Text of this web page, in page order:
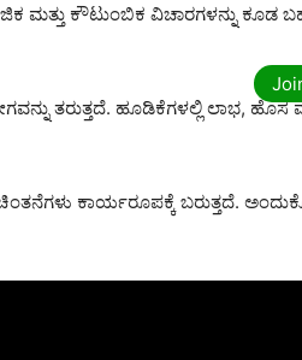
ಮತ್ತು ಕೌಟುಂಬಿಕ ವಿಚಾರಗಳನ್ನು ಕೂಡ
ತರುತ್ತದೆ. ಹೂಡಿಕೆಗಳಲ್ಲಿ ಲಾಭ,
ಕಾರ್ಯರೂಪಕ್ಕೆ ಬರುತ್ತದೆ.